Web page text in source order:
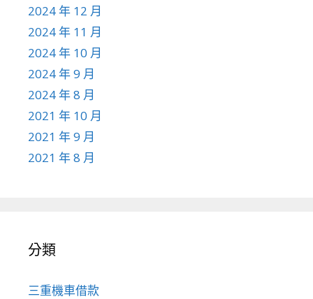
2024 年 12 月
2024 年 11 月
2024 年 10 月
2024 年 9 月
2024 年 8 月
2021 年 10 月
2021 年 9 月
2021 年 8 月
分類
三重機車借款